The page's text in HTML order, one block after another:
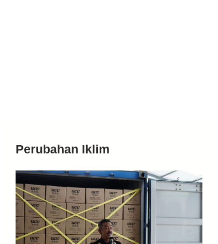
Perubahan Iklim